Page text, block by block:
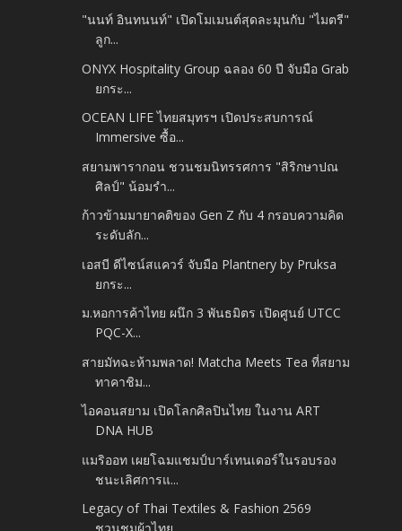
"นนท์ อินทนนท์" เปิดโมเมนต์สุดละมุนกับ "ไมตรี"
ลูก...
ONYX Hospitality Group ฉลอง 60 ปี จับมือ Grab
ยกระ...
OCEAN LIFE ไทยสมุทรฯ เปิดประสบการณ์
Immersive ซื้อ...
สยามพารากอน ชวนชมนิทรรศการ "สิริกษาปณ
ศิลป์" น้อมรำ...
ก้าวข้ามมายาคติของ Gen Z กับ 4 กรอบความคิด
ระดับลัก...
เอสบี ดีไซน์สแควร์ จับมือ Plantnery by Pruksa
ยกระ...
ม.หอการค้าไทย ผนึก 3 พันธมิตร เปิดศูนย์ UTCC
PQC-X...
สายมัทฉะห้ามพลาด! Matcha Meets Tea ที่สยาม
ทาคาชิม...
ไอคอนสยาม เปิดโลกศิลปินไทย ในงาน ART
DNA HUB
แมริออท เผยโฉมแชมป์บาร์เทนเดอร์ในรอบรอง
ชนะเลิศการแ...
Legacy of Thai Textiles & Fashion 2569